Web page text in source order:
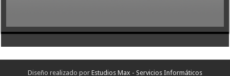
Diseño realizado por Estudios Max - Servicios Informáticos